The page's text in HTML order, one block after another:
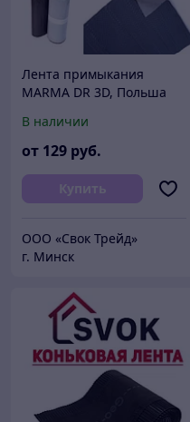
Лента примыкания
MARMA DR 3D, Польша
В наличии
от 129 руб.
Купить
ООО «Свок Трейд»
г. Минск